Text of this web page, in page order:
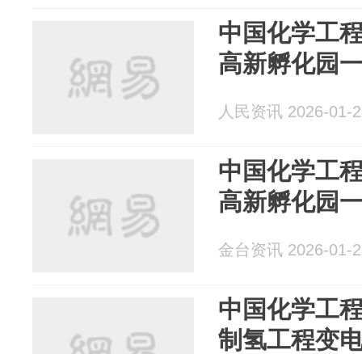
中国化学工
高新孵化园
人民资讯 2026-01-
中国化学工
高新孵化园
金台资讯 2026-01-
中国化学工
制氢工程变